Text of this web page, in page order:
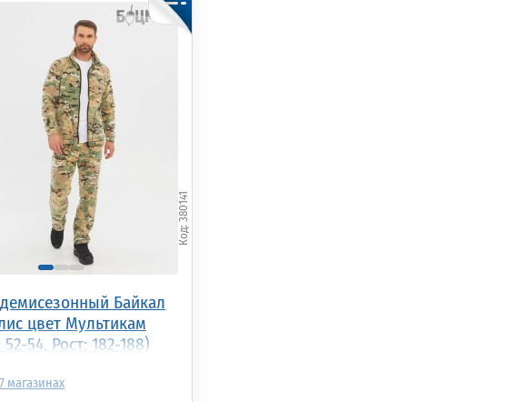
Байкал
цвет Мультикам
54, Рост: 182-188)
380141
7